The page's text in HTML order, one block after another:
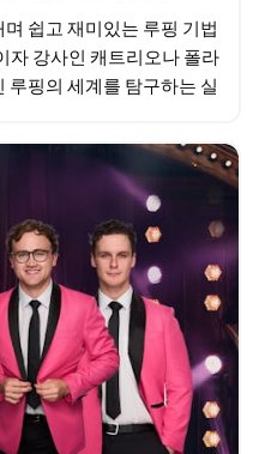
쉽고 재미있는 루핑 기법
자 강사인 캐트리오나 폴라
루핑의 세계를 탐구하는 실